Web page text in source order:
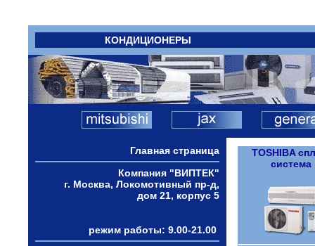
КОНДИЦИОНЕРЫ
Главная страница
Компания "ВИПТЕК"
г. Москва, Локомотивный пр-д,
дом 21, корпус 5
режим работы: 9.00-21.00
TOSHIBA
система